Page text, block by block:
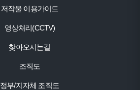
저작물 이용가이드
영상처리(CCTV)
찾아오시는길
조직도
정부/지자체 조직도